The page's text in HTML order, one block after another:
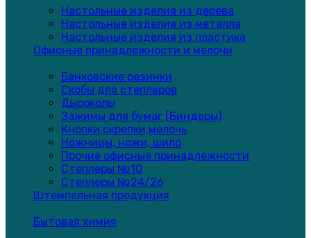
Настольные изделия из дерева
Настольные изделия из металла
Настольные изделия из пластика
Офисные принадлежности и мелочи
Банковские резинки
Скобы для степлеров
Дыроколы
Зажимы для бумаг (Биндеры)
Кнопки,скрепки,мелочь
Ножницы, ножи, шило
Прочие офисные принадлежности
Степлеры №10
Степлеры №24/26
Штемпельная продукция
Бытовая химия